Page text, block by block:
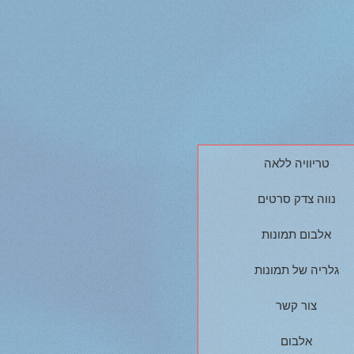
טריוויה ללאה
נווה צדק סרטים
אלבום תמונות
גלריה של תמונות
צור קשר
אלבום